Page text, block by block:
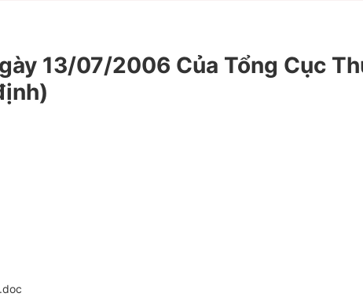
13/07/2006 Của Tổng Cục